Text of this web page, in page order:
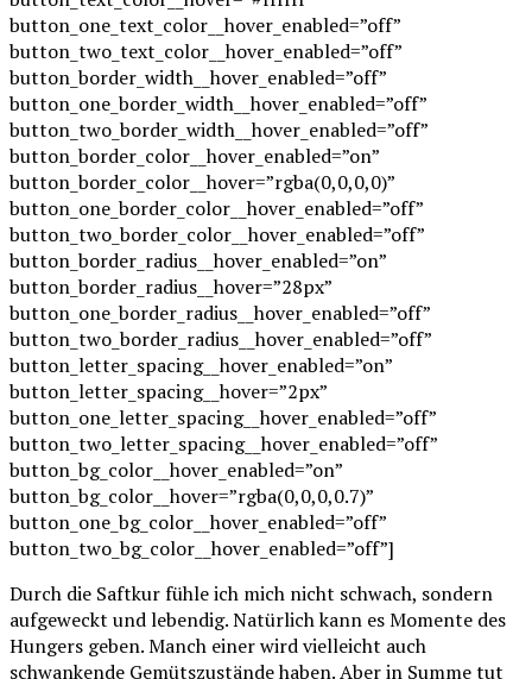
button_one_text_color__hover_enabled=”off”
button_two_text_color__hover_enabled=”off”
button_border_width__hover_enabled=”off”
button_one_border_width__hover_enabled=”off”
button_two_border_width__hover_enabled=”off”
button_border_color__hover_enabled=”on”
button_border_color__hover=”rgba(0,0,0,0)”
button_one_border_color__hover_enabled=”off”
button_two_border_color__hover_enabled=”off”
button_border_radius__hover_enabled=”on”
button_border_radius__hover=”28px”
button_one_border_radius__hover_enabled=”off”
button_two_border_radius__hover_enabled=”off”
button_letter_spacing__hover_enabled=”on”
button_letter_spacing__hover=”2px”
button_one_letter_spacing__hover_enabled=”off”
button_two_letter_spacing__hover_enabled=”off”
button_bg_color__hover_enabled=”on”
button_bg_color__hover=”rgba(0,0,0,0.7)”
button_one_bg_color__hover_enabled=”off”
button_two_bg_color__hover_enabled=”off”]
Durch die Saftkur fühle ich mich nicht schwach, sondern
aufgeweckt und lebendig. Natürlich kann es Momente des
Hungers geben. Manch einer wird vielleicht auch
schwankende Gemütszustände haben. Aber in Summe tut